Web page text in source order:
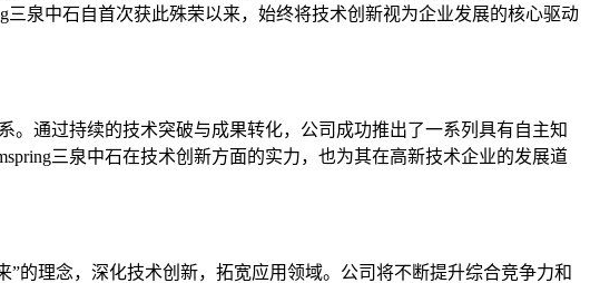
泉中石自首次获此殊荣以来，始终将技术创新视为企业发展的核心驱动
通过持续的技术突破与成果转化，公司成功推出了一系列具有自主知
三泉中石在技术创新方面的实力，也为其在高新技术企业的发展道
的理念，深化技术创新，拓宽应用领域。公司将不断提升综合竞争力和